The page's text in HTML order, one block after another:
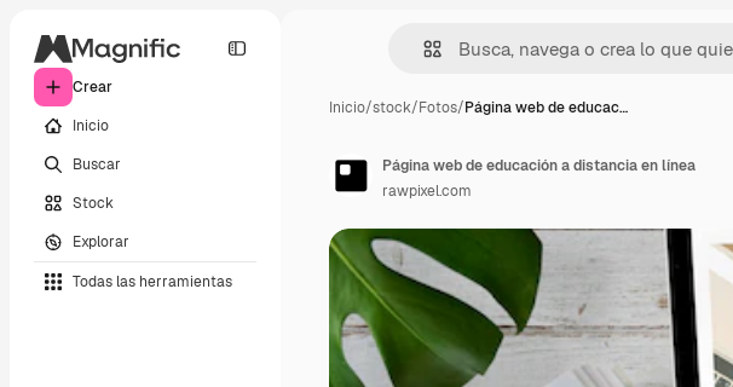
Crear
Inicio
Buscar
Stock
Explorar
Todas las herramientas
Inicio/stock/Fotos/Página web de educac…
Página web de educación a distancia en línea
rawpixel.com